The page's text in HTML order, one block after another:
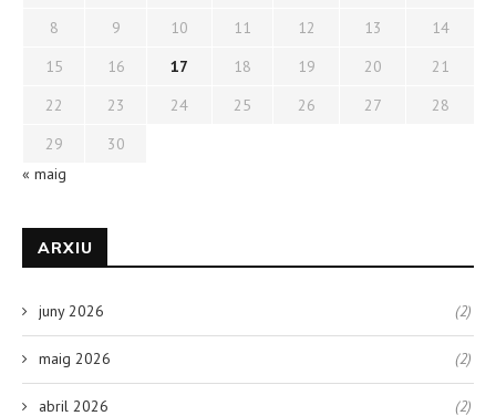
8
9 10 11 12 13
14
15
16 17 18 19 20
21
22
23 24 25 26 27
28
29
30
« maig
ARXIU
juny 2026 (2)
maig 2026 (2)
abril 2026 (2)